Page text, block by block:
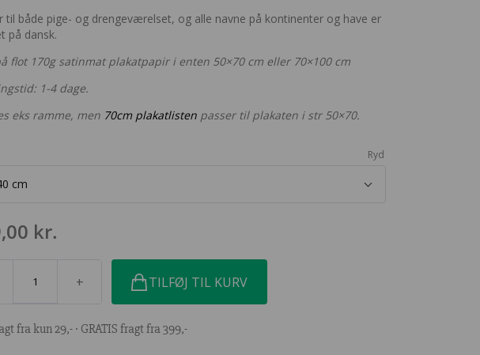
til både pige- og drengeværelset, og alle navne på kontinenter og have er
på dansk.
flot 170g satinmat plakatpapir i enten 50×70 cm eller 70×100 cm
1-4 dage.
eks ramme, men 70cm plakatlisten passer til plakaten i str 50×70.
Ryd
kr.
+ TILFØJ TIL KURV
fra kun 29,- ∙ GRATIS fragt fra 399,-